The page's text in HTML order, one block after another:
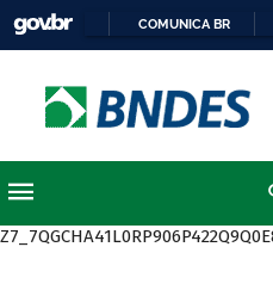
COMUNICA BR